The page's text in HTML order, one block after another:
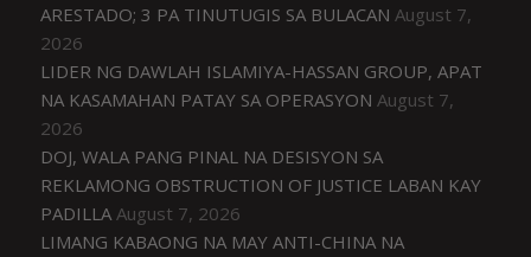
ARESTADO; 3 PA TINUTUGIS SA BULACAN August 7,
2026
LIDER NG DAWLAH ISLAMIYA-HASSAN GROUP, APAT
NA KASAMAHAN PATAY SA OPERASYON August 7,
2026
DOJ, WALA PANG PINAL NA DESISYON SA
REKLAMONG OBSTRUCTION OF JUSTICE LABAN KAY
PADILLA August 7, 2026
LIMANG KABAONG NA MAY ANTI-CHINA NA